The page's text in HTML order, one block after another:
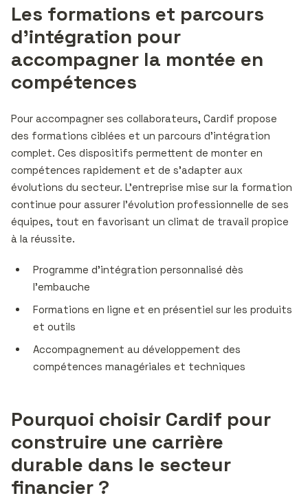
Les formations et parcours
d’intégration pour
accompagner la montée en
compétences
Pour accompagner ses collaborateurs, Cardif propose
des formations ciblées et un parcours d’intégration
complet. Ces dispositifs permettent de monter en
compétences rapidement et de s’adapter aux
évolutions du secteur. L’entreprise mise sur la formation
continue pour assurer l’évolution professionnelle de ses
équipes, tout en favorisant un climat de travail propice
à la réussite.
Programme d’intégration personnalisé dès
l’embauche
Formations en ligne et en présentiel sur les produits
et outils
Accompagnement au développement des
compétences managériales et techniques
Pourquoi choisir Cardif pour
construire une carrière
durable dans le secteur
financier ?